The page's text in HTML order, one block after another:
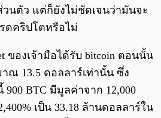
วนตัว แต่ก็ยังไม่ชัดเจนว่ามันจะ
ดคริปโตหรือไม่
ของเจ้ามือได้รับ bitcoin ตอนนั้น
ณ 13.5 ดอลลาร์เท่านั้น ซึ่ง
BTC มีมูลค่าจาก 12,000
เป็น 33.18 ล้านดอลลาร์ใน